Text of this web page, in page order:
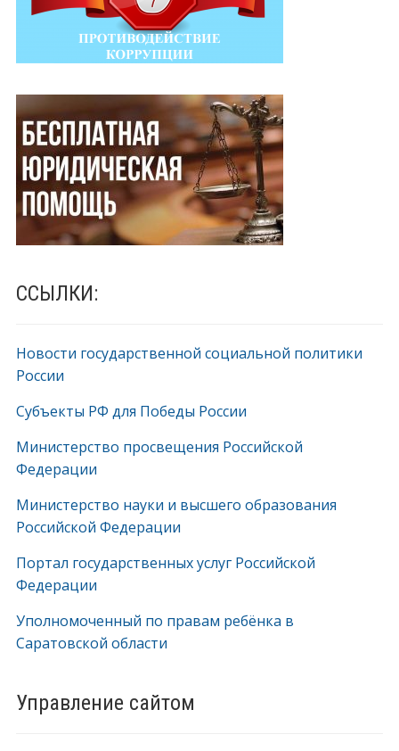
ССЫЛКИ:
Новости государственной социальной политики
России
Субъекты РФ для Победы России
Министерство просвещения Российской
Федерации
Министерство науки и высшего образования
Российской Федерации
Портал государственных услуг Российской
Федерации
Уполномоченный по правам ребёнка в
Саратовской области
Управление сайтом